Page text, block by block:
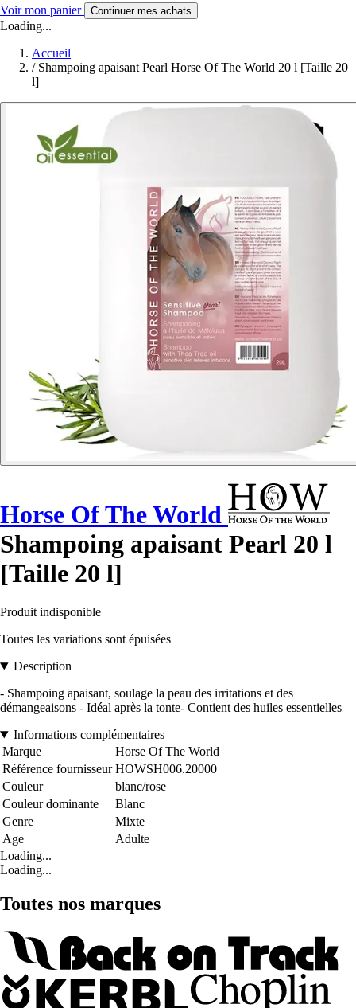
Voir mon panier Continuer mes achats
Loading...
Accueil
/ Shampoing apaisant Pearl Horse Of The World 20 l [Taille 20
l]
Horse Of The World
Shampoing apaisant Pearl 20 l
[Taille 20 l]
Produit indisponible
Toutes les variations sont épuisées
Description
- Shampoing apaisant, soulage la peau des irritations et des
démangeaisons - Idéal après la tonte- Contient des huiles essentielles
Informations complémentaires
Marque
Horse Of The World
Référence fournisseur HOWSH006.20000
Couleur
blanc/rose
Couleur dominante
Blanc
Genre
Mixte
Age
Adulte
Loading...
Loading...
Toutes nos marques